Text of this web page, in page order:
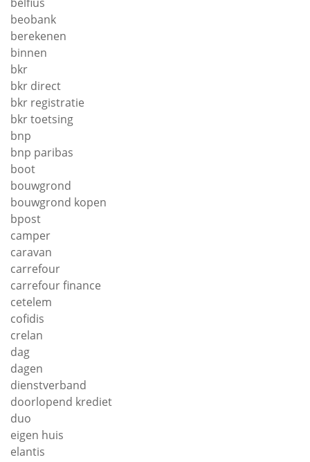
beobank
berekenen
binnen
bkr
bkr direct
bkr registratie
bkr toetsing
bnp
bnp paribas
boot
bouwgrond
bouwgrond kopen
bpost
camper
caravan
carrefour
carrefour finance
cetelem
cofidis
crelan
dag
dagen
dienstverband
doorlopend krediet
duo
eigen huis
elantis